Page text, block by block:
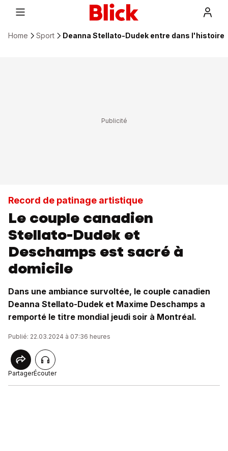
Home Sport Deanna Stellato-Dudek entre dans l'histoire
Record de patinage artistique
Le couple canadien
Stellato-Dudek et
Deschamps est sacré à
domicile
Dans une ambiance survoltée, le couple canadien
Deanna Stellato-Dudek et Maxime Deschamps a
remporté le titre mondial jeudi soir à Montréal.
Publié: 22.03.2024 à 07:36 heures
PartagerÉcouter